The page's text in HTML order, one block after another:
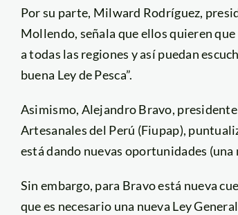
Por su parte, Milward Rodríguez,
Mollendo, señala que ellos quieren que
a todas las regiones y así puedan
buena Ley de Pesca”.
Asimismo, Alejandro Bravo,
Artesanales del Perú (Fiupap),
está dando nuevas oportunidades (una
Sin embargo, para Bravo está nueva
que es necesario una nueva Ley